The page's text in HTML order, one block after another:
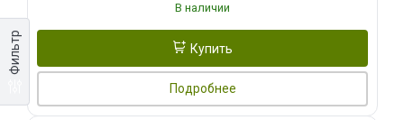
Фильтр
В наличии
Купить
Подробнее